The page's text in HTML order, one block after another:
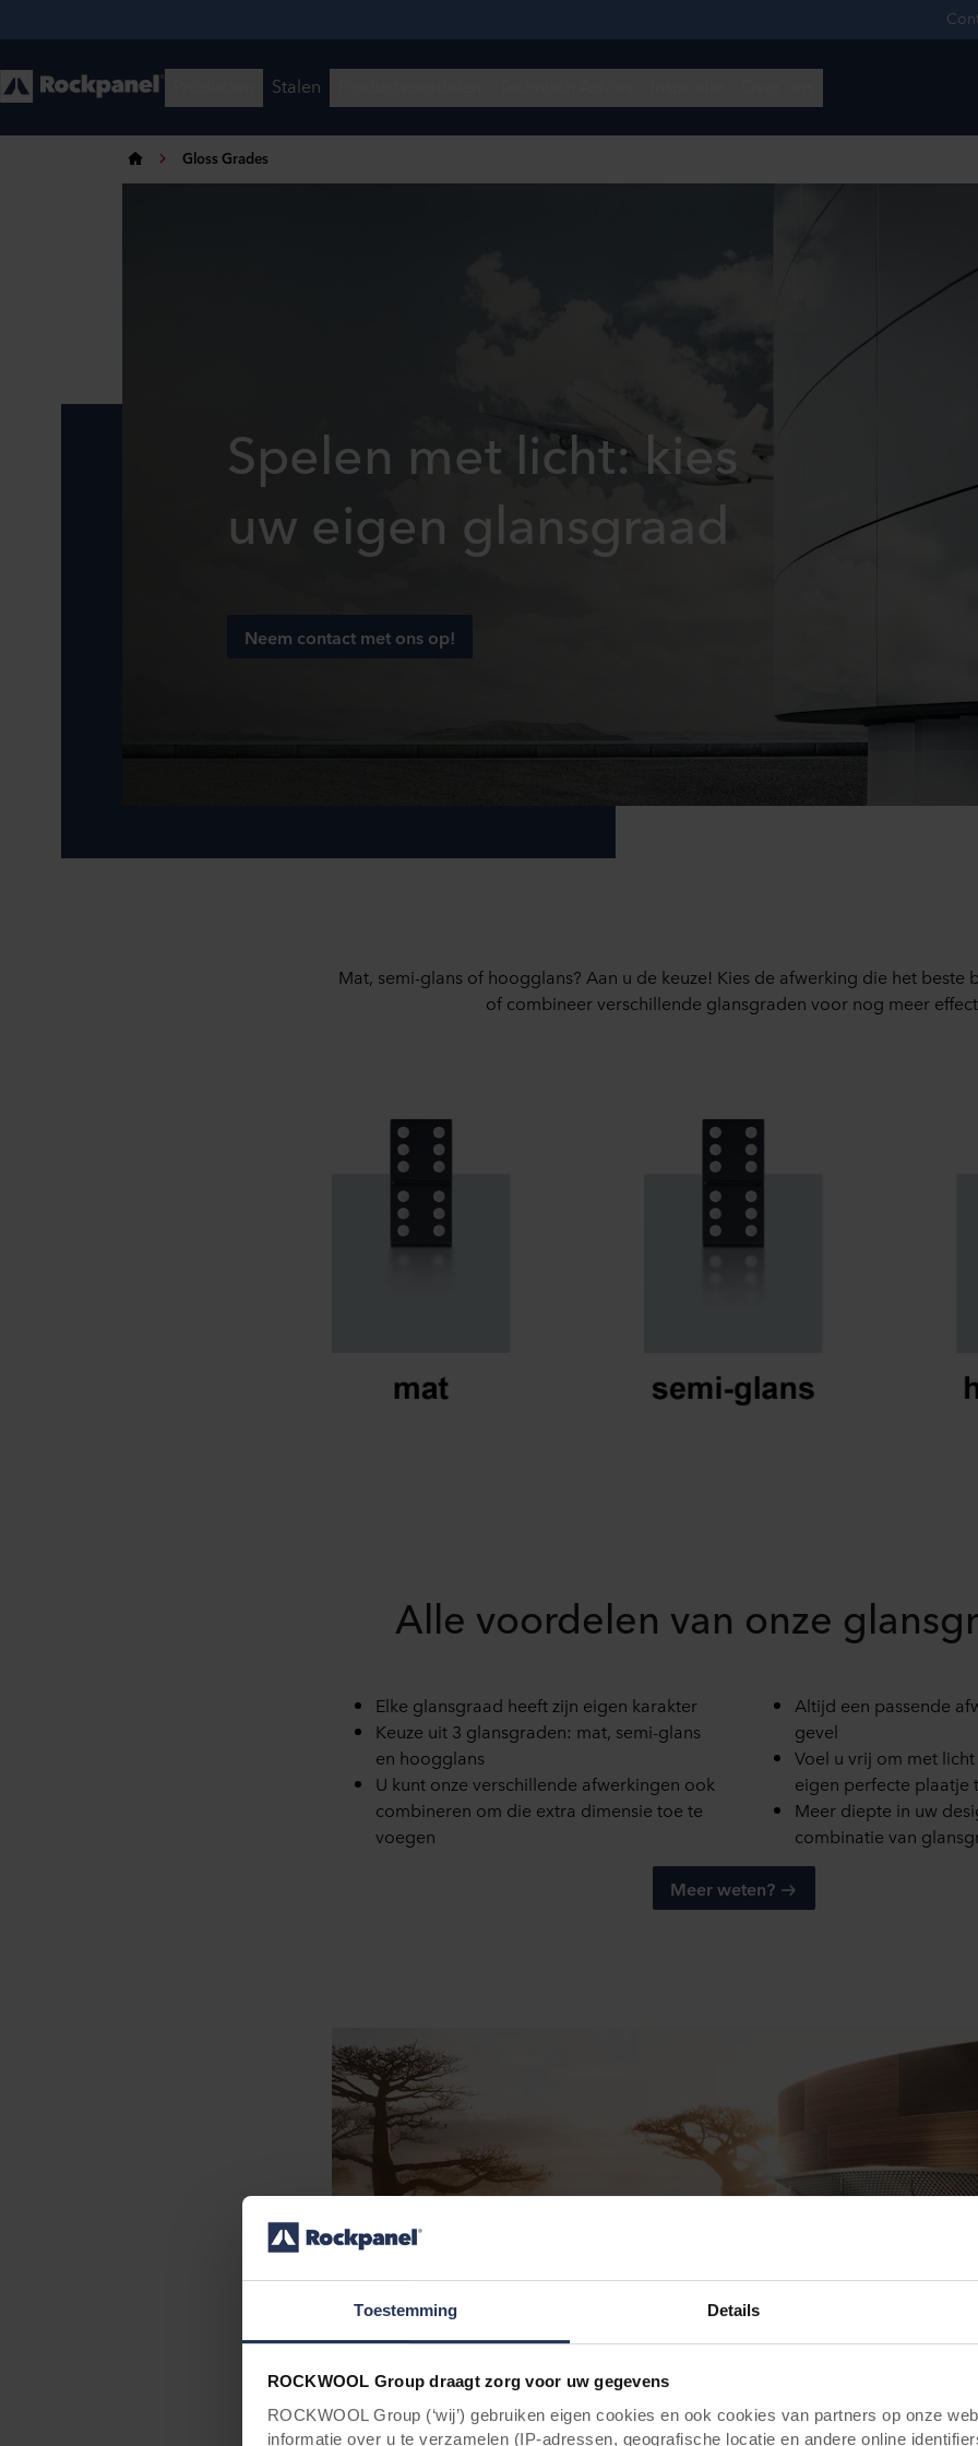
Toestemming Details
ROCKWOOL Group draagt zorg voor uw gegevens
ROCKWOOL Group (‘wij’) gebruiken eigen cookies en ook cookies van partners op onze
informatie over u te verzamelen (IP-adressen, geografische locatie en andere online
Gloss Grades
Spelen met licht: kies
uw eigen glansgraad
Neem contact met ons op!
Mat, semi-glans of hoogglans? Aan u de keuze! Kies de afwerking die het beste
of combineer verschillende glansgraden voor nog meer
Alle voordelen van onze
Elke glansgraad heeft zijn eigen karakter
Keuze uit 3 glansgraden: mat, semi-glans
en hoogglans
U kunt onze verschillende afwerkingen ook
combineren om die extra dimensie toe te
voegen
Altijd een passende
gevel
Voel u vrij om met
eigen perfecte plaatje
Meer diepte in uw
combinatie van
Meer weten?